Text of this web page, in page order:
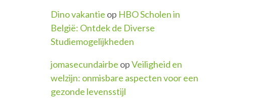
Dino vakantie op HBO Scholen in
België: Ontdek de Diverse
Studiemogelijkheden
jomasecundairbe opVeiligheid en
welzijn: onmisbare aspecten voor een
gezonde levensstijl